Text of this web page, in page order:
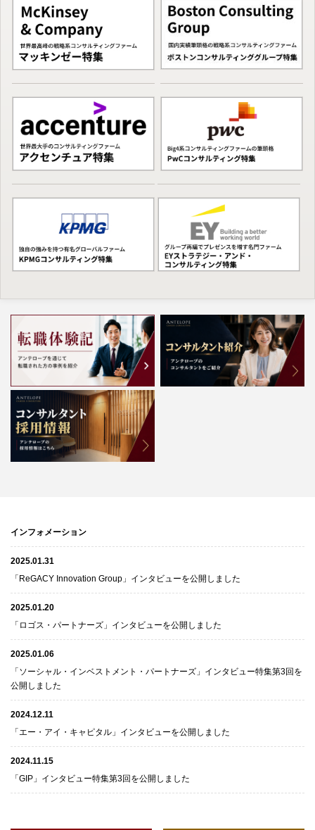
インフォメーション
2025.01.31
「ReGACY Innovation Group」インタビューを公開しました
2025.01.20
「ロゴス・パートナーズ」インタビューを公開しました
2025.01.06
「ソーシャル・インベストメント・パートナーズ」インタビュー特集第3回を
公開しました
2024.12.11
「エー・アイ・キャピタル」インタビューを公開しました
2024.11.15
「GIP」インタビュー特集第3回を公開しました